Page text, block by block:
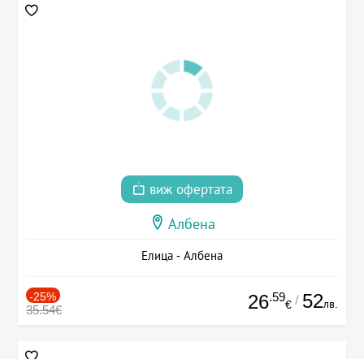
виж офертата
Албена
Елица - Албена
-25%
35.54€ 26.59
€ / 52лв.